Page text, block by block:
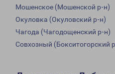
Мошенское (Мошенской р-н)
Окуловка (Окуловский р-н)
Чагода (Чагодощенский р-н)
Совхозный (Бокситогорский